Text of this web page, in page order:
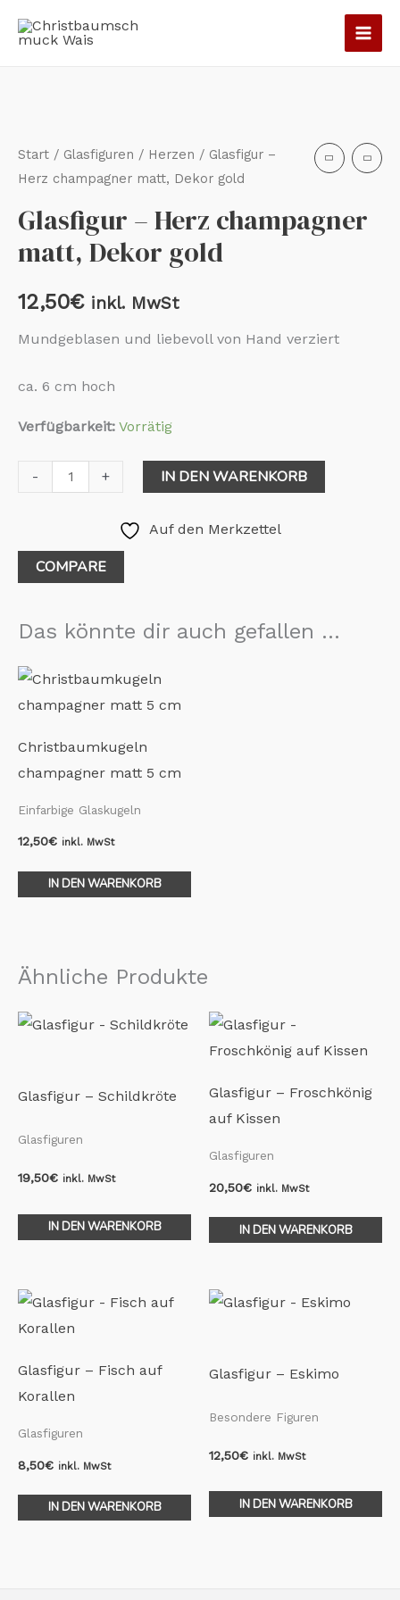
Inhalt
Start / Glasfiguren / Herzen / Glasfigur –
Herz champagner matt, Dekor gold
Glasfigur – Herz champagner
matt, Dekor gold
12,50€ inkl. MwSt
Mundgeblasen und liebevoll von Hand verziert
ca. 6 cm hoch
Verfügbarkeit: Vorrätig
-
Herz
champagner
Dekor
gold
+ IN DEN WARENKORB
Auf den Merkzettel
COMPARE
Das könnte dir auch gefallen …
Christbaumkugeln
champagner matt 5 cm
Einfarbige Glaskugeln
12,50€ inkl. MwSt
IN DEN WARENKORB
Ähnliche Produkte
Glasfigur – Schildkröte
Glasfiguren
19,50€ inkl. MwSt
IN DEN WARENKORB
Glasfigur – Froschkönig
auf Kissen
Glasfiguren
20,50€ inkl. MwSt
IN DEN WARENKORB
Glasfigur – Fisch auf
Korallen
Glasfiguren
8,50€ inkl. MwSt
IN DEN WARENKORB
Glasfigur – Eskimo
Besondere Figuren
12,50€ inkl. MwSt
IN DEN WARENKORB